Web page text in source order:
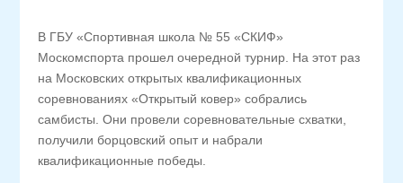
В ГБУ «Спортивная школа № 55 «СКИФ»
Москомспорта прошел очередной турнир. На этот раз
на Московских открытых квалификационных
соревнованиях «Открытый ковер» собрались
самбисты. Они провели соревновательные схватки,
получили борцовский опыт и набрали
квалификационные победы.